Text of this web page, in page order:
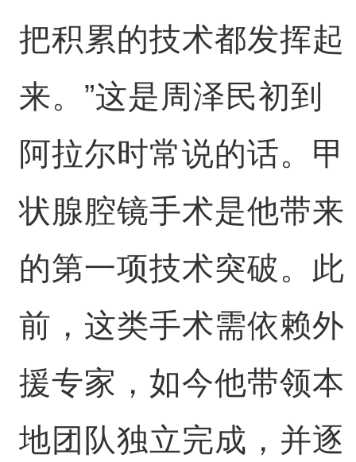
把积累的技术都发挥起
来。”这是周泽民初到
阿拉尔时常说的话。甲
状腺腔镜手术是他带来
的第一项技术突破。此
前，这类手术需依赖外
援专家，如今他带领本
地团队独立完成，并逐